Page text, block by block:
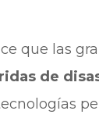
que las
de